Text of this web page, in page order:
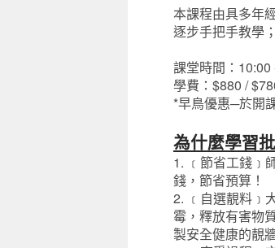
本課程由具多年
逐步手把手教學
課堂時間：10:00
學費：$880 /
*早鳥優惠─於開
為什麼學習
1. ﹝節省工錢﹞
錢，節省預算！
2. ﹝自選靚料﹞
霉，釋放有害物
製安全健康的靚